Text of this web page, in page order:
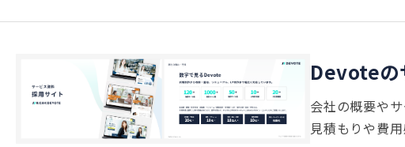
Devoteの
会社の概要や
見積もりや費